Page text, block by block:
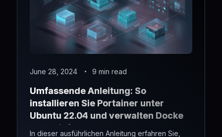
June 28, 2024 9 min read
Umfassende Anleitung: So
installieren Sie Portainer unter
Ubuntu 22.04 und verwalten Docker
ganz einfach
In dieser ausführlichen Anleitung erfahren Sie,